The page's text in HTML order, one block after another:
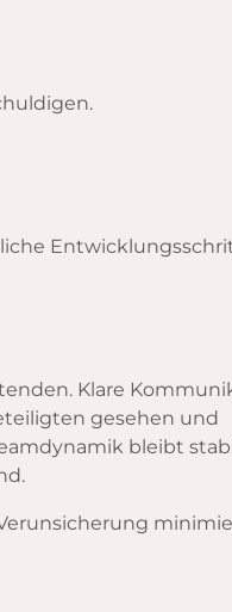
Klare
gesehen und
bleibt